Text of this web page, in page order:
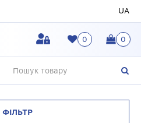
UA
0
0
ФІЛЬТР